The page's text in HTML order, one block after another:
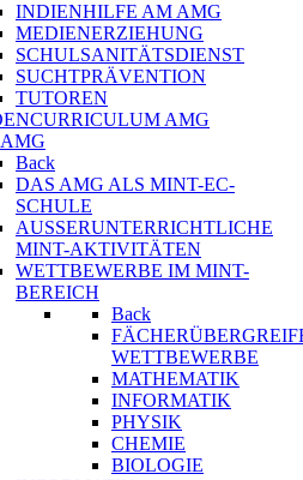
INDIENHILFE AM AMG
MEDIENERZIEHUNG
SCHULSANITÄTSDIENST
SUCHTPRÄVENTION
TUTOREN
AMG
Back
DAS AMG ALS MINT-EC-
SCHULE
AUSSERUNTERRICHTLICHE
MINT-AKTIVITÄTEN
WETTBEWERBE IM MINT-
BEREICH
Back
WETTBEWERBE
MATHEMATIK
INFORMATIK
PHYSIK
CHEMIE
BIOLOGIE